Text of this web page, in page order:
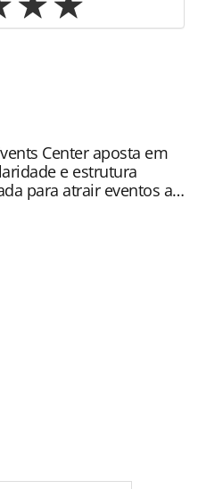
mercado/2020/
radisson-no-
oferecidas na
pela PANROTAS
brasileira sobre direito
sem autorização da
Center aposta em
e estrutura
para atrair eventos a